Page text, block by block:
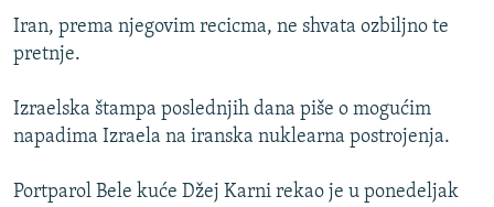
TRI DECENIJE OD RATA U BIH
NASTANAK I RASPAD JUGOSLAVIJE
Iran, prema njegovim recicma, ne shvata ozbiljno te
pretnje.
Izraelska štampa poslednjih dana piše o mogućim
napadima Izraela na iranska nuklearna postrojenja.
Portparol Bele kuće Džej Karni rekao je u ponedeljak